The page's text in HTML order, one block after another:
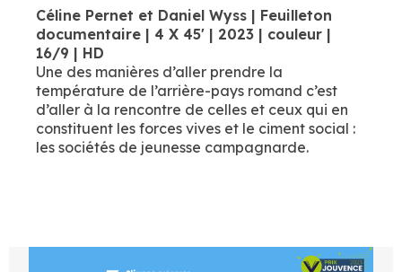
Céline Pernet et Daniel Wyss | Feuilleton
documentaire | 4 X 45' | 2023 | couleur |
16/9 | HD
Une des manières d’aller prendre la
température de l’arrière-pays romand c’est
d’aller à la rencontre de celles et ceux qui en
constituent les forces vives et le ciment social :
les sociétés de jeunesse campagnarde.